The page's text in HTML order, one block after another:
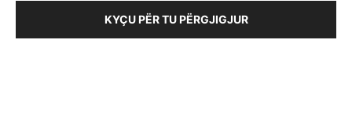
KYÇU PËR TU PËRGJIGJUR